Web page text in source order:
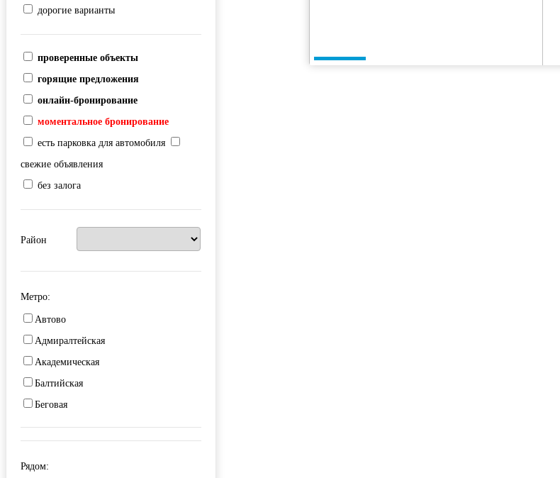
дорогие варианты
проверенные объекты
горящие предложения
онлайн-бронирование
моментальное бронирование
есть парковка для автомобиля
свежие объявления
без залога
Район
Метро:
Автово
Адмиралтейская
Академическая
Балтийская
Беговая
Бухарестская
Владимирская
Рядом: